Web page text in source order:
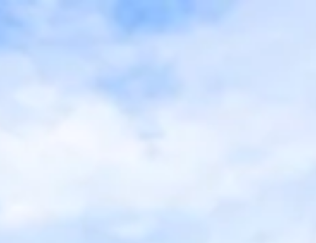
Operador hotelero